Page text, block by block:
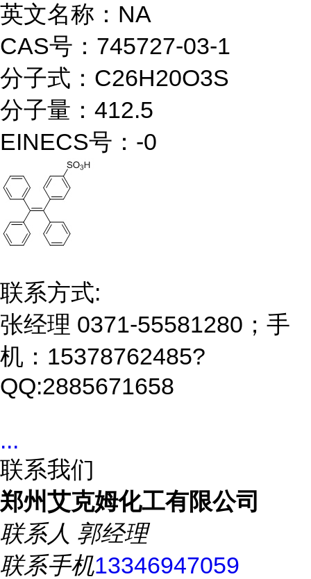
英文名称：NA
CAS号：745727-03-1
分子式：C26H20O3S
分子量：412.5
EINECS号：-0
联系方式:
张经理 0371-55581280；手
机：15378762485?
QQ:2885671658
...
联系我们
郑州艾克姆化工有限公司
联系人 郭经理
联系手机13346947059